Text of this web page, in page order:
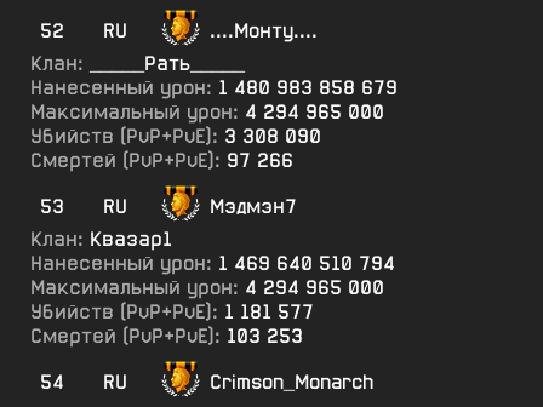
52
RU
....Монту....
Клан:
_____Рать_____
Нанесенный урон: 1 480 983 858 679
Максимальный урон: 4 294 965 000
Убийств (PvP+PvE): 3 308 090
Смертей (PvP+PvE): 97 266
53
RU
Мэдмэн7
Клан: Квазар1
Нанесенный урон: 1 469 640 510 794
Максимальный урон: 4 294 965 000
Убийств (PvP+PvE): 1 181 577
Смертей (PvP+PvE): 103 253
54
RU
Crimson_Monarch